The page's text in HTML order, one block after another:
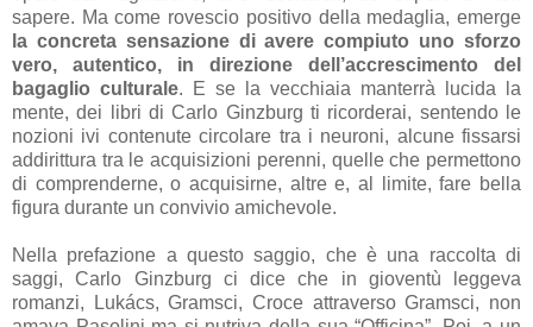
sapere. Ma come rovescio positivo della medaglia, emerge
la concreta sensazione di avere compiuto uno sforzo
vero, autentico, in direzione dell’accrescimento del
bagaglio culturale. E se la vecchiaia manterrà lucida la
mente, dei libri di Carlo Ginzburg ti ricorderai, sentendo le
nozioni ivi contenute circolare tra i neuroni, alcune fissarsi
addirittura tra le acquisizioni perenni, quelle che permettono
di comprenderne, o acquisirne, altre e, al limite, fare bella
figura durante un convivio amichevole.
Nella prefazione a questo saggio, che è una raccolta di
saggi, Carlo Ginzburg ci dice che in gioventù leggeva
romanzi, Lukács, Gramsci, Croce attraverso Gramsci, non